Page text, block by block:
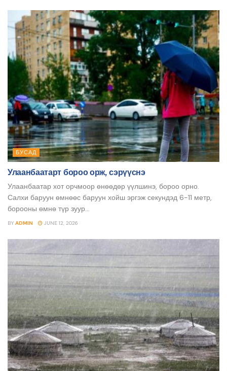
БУСАД
Улаанбаатарт бороо орж, сэрүүснэ
Улаанбаатар хот орчмоор өнөөдөр үүлшинэ, бороо орно.
Салхи баруун өмнөөс баруун хойш эргэж секундэд 6-11 метр,
борооны өмнө түр зуур...
BY ADMIN JUNE 12, 2026